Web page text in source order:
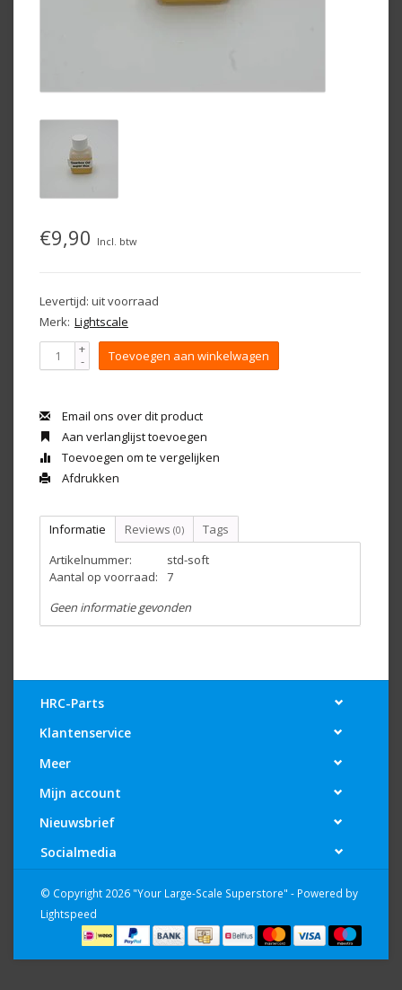
€9,90 Incl. btw
Levertijd: uit voorraad
Merk: Lightscale
+
- Toevoegen aan winkelwagen
Email ons over dit product
Aan verlanglijst toevoegen
Toevoegen om te vergelijken
Afdrukken
Informatie Reviews (0)
Tags
Artikelnummer:
std-soft
Aantal op voorraad:
7
Geen informatie gevonden
HRC-Parts
Klantenservice
Meer
Mijn account
Nieuwsbrief
Socialmedia
© Copyright 2026 "Your Large-Scale Superstore" - Powered by
Lightspeed